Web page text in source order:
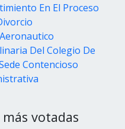
En El Proceso
Del Colegio De
Contencioso
votadas